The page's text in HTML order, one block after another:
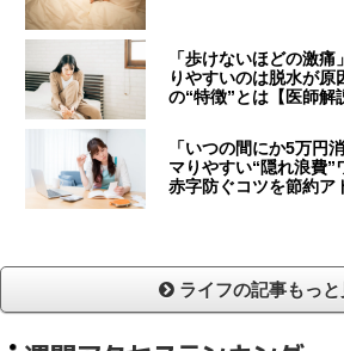
「歩けないほどの激
りやすいのは脱水が
の“特徴”とは【医師解
「いつの間にか5万
マりやすい“隠れ浪費
赤字防ぐコツを節約ア
ライフの記事もっと